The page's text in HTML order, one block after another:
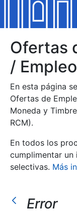
Mostrar/
Mostrar/
Mostrar/Ocultar
Mostrar/Ocultar
Ofertas
/
En esta página
Ofertas de
Moneda y
RCM).
En todos los
cumplimentar un
selectivas. Más
Error